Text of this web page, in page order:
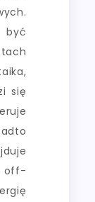
być
się
off-